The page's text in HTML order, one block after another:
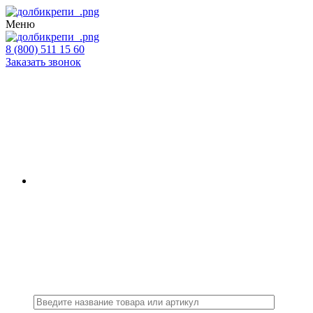
Меню
8 (800) 511 15 60
Заказать звонок